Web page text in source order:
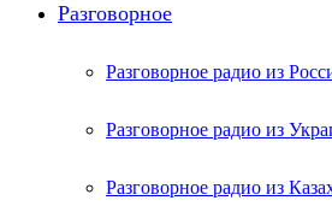
Разговорное
Разговорное радио из
Разговорное радио из
Разговорное радио из